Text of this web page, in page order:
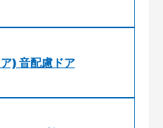
) 音配慮ドア